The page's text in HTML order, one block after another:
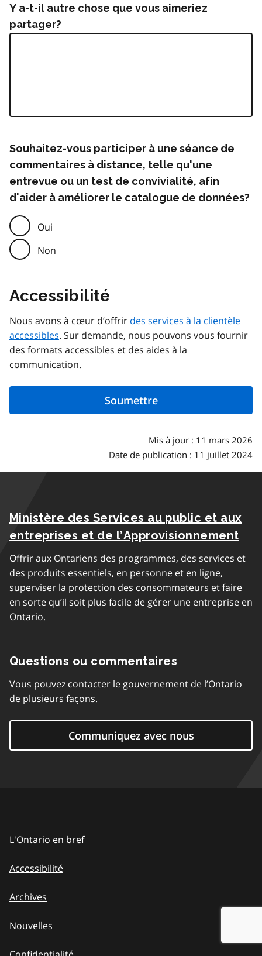
Y a-t-il autre chose que vous aimeriez
partager?
Souhaitez-vous participer à une séance de
commentaires à distance, telle qu'une
entrevue ou un test de convivialité, afin
d'aider à améliorer le catalogue de données?
Oui
Non
Accessibilité
Nous avons à cœur d’offrir des services à la clientèle
accessibles. Sur demande, nous pouvons vous fournir
des formats accessibles et des aides à la
communication.
Mis à jour : 11 mars 2026
Date de publication : 11 juillet 2024
Ministère des Services au public et aux
entreprises et de l’Approvisionnement
Offrir aux Ontariens des programmes, des services et
des produits essentiels, en personne et en ligne,
superviser la protection des consommateurs et faire
en sorte qu’il soit plus facile de gérer une entreprise en
Ontario.
Questions ou commentaires
Vous pouvez contacter le gouvernement de l’Ontario
de plusieurs façons.
Communiquez avec nous
L'Ontario en bref
Accessibilité
Archives
Nouvelles